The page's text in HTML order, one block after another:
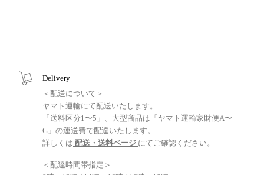
Delivery
＜配送について＞
ヤマト運輸にて配送いたします。
「送料区分1〜5」、大型商品は「ヤマト運輸家財便A〜
G」の運送費で配達いたします。
詳しくは 配送・送料ページ にてご確認ください。
＜配達時間帯指定＞